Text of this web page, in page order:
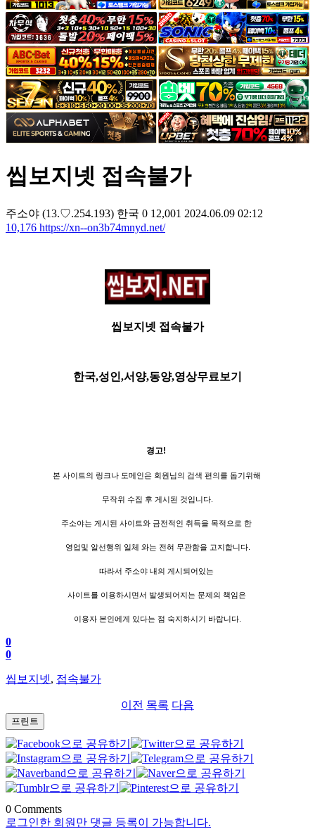
씹보지넷 접속불가
주소야 (13.♡.254.193) 한국 0 12,001 2024.06.09 02:12
10,176 https://xn--on3b74mnyd.net/
씹보지넷 접속불가
한국,성인,서양,동양,영상무료보기
경고!
본 사이트의 링크나 도메인은 회원님의 검색 편의를 돕기위해
무작위 수집 후 게시된 것입니다.
주소야는 게시된 사이트와 금전적인 취득을 목적으로 한
영업및 알선행위 일체 와는 전혀 무관함을 고지합니다.
따라서 주소야 내의 게시되어있는
사이트를 이용하시면서 발생되어지는 문제의 책임은
이용자 본인에게 있다는 점 숙지하시기 바랍니다.
0
0
씹보지넷, 접속불가
이전 목록 다음
프린트
0 Comments
로그인한 회원만 댓글 등록이 가능합니다.